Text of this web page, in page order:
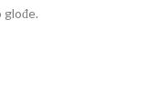
glođe.